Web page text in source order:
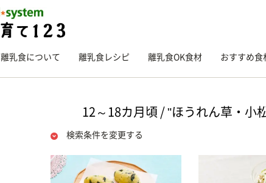
離乳食について 離乳食レシピ 離乳食OK食材 おすすめ食
12～18カ月頃 / "ほうれん草・小
検索条件を変更する